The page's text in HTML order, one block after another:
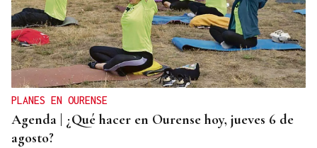
PREDICCIÓN METEOROLÓGICA
La estadística sugiere que no habrá nubes el día
del eclipse
PLANES EN OURENSE
Agenda | ¿Qué hacer en Ourense hoy, jueves 6 de
agosto?